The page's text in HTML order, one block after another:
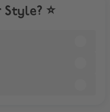
⭐️